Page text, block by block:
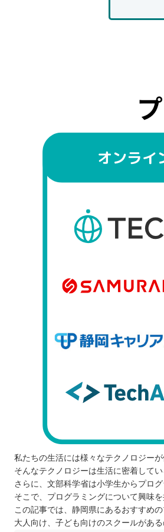
私たちの生活には様々なテクノロジーが
そんなテクノロジーは生活に密着して
さらに、文部科学省は小学生からプロ
そこで、プログラミングについて興味
この記事では、静岡県にあるおすすめ
大人向け、子ども向けのスクールがあ